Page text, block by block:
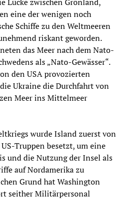
eine der wenigen noch
Schiffe zu den Weltmeeren
riskant geworden.
das Meer nach dem Nato-
als „Nato-Gewässer“.
den USA provozierten
Ukraine die Durchfahrt von
Meer ins Mittelmeer
wurde Island zuerst von
Truppen besetzt, um eine
und die Nutzung der Insel als
auf Nordamerika zu
Grund hat Washington
seither Militärpersonal